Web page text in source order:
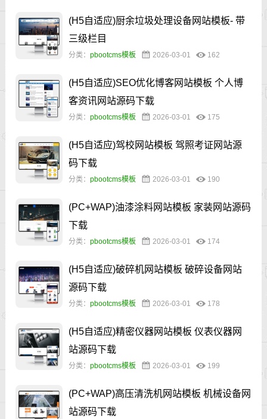
(H5自适应)厨余垃圾处理设备网站模板- 带
三级栏目
分类：pbootcms模板 2026-03-01 162
(H5自适应)SEO优化博客网站模板 个人博
客资讯网站源码下载
分类：pbootcms模板 2026-03-01 175
(H5自适应)驾校网站模板 驾照考证网站源
码下载
分类：pbootcms模板 2026-03-01 190
(PC+WAP)油漆涂料网站模板 家装网站源码
下载
分类：pbootcms模板 2026-03-01 174
(H5自适应)破碎机网站模板 破碎设备网站
源码下载
分类：pbootcms模板 2026-03-01 178
(H5自适应)精密仪器网站模板 仪表仪器网
站源码下载
分类：pbootcms模板 2026-03-01 199
(PC+WAP)高压清洗机网站模板 机械设备网
站源码下载